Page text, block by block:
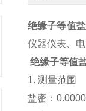
绝缘子等值
仪器仪表、
绝缘子等值
1. 测量范围
盐密：